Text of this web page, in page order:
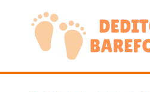
contenido